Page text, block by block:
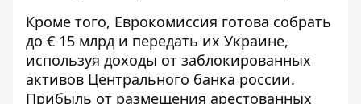
Кроме того, Еврокомиссия готова собрать
до € 15 млрд и передать их Украине,
используя доходы от заблокированных
активов Центрального банка россии.
Прибыль от размещения арестованных